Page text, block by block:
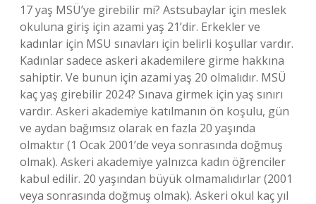
17 yaş MSÜ’ye girebilir mi? Astsubaylar için meslek
okuluna giriş için azami yaş 21’dir. Erkekler ve
kadınlar için MSU sınavları için belirli koşullar vardır.
Kadınlar sadece askeri akademilere girme hakkına
sahiptir. Ve bunun için azami yaş 20 olmalıdır. MSÜ
kaç yaş girebilir 2024? Sınava girmek için yaş sınırı
vardır. Askeri akademiye katılmanın ön koşulu, gün
ve aydan bağımsız olarak en fazla 20 yaşında
olmaktır (1 Ocak 2001’de veya sonrasında doğmuş
olmak). Askeri akademiye yalnızca kadın öğrenciler
kabul edilir. 20 yaşından büyük olmamalıdırlar (2001
veya sonrasında doğmuş olmak). Askeri okul kaç yıl